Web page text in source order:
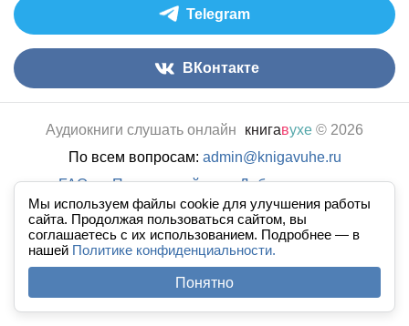
Мы используем файлы cookie для улучшения работы
сайта. Продолжая пользоваться сайтом, вы
соглашаетесь с их использованием. Подробнее — в
нашей Политике конфиденциальности.
Понятно
Telegram
ВКонтакте
Аудиокниги слушать онлайн книгавухе © 2026
По всем вопросам: admin@knigavuhe.ru
FAQ
· Правила сайта · Добавить книгу
·
Полная версия
· Новый дизайн